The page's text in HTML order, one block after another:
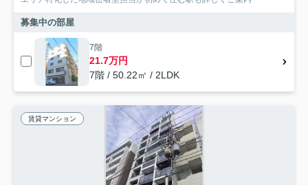
募集中の部屋
7階
21.7万円
7階 / 50.22㎡ / 2LDK
賃貸マンション